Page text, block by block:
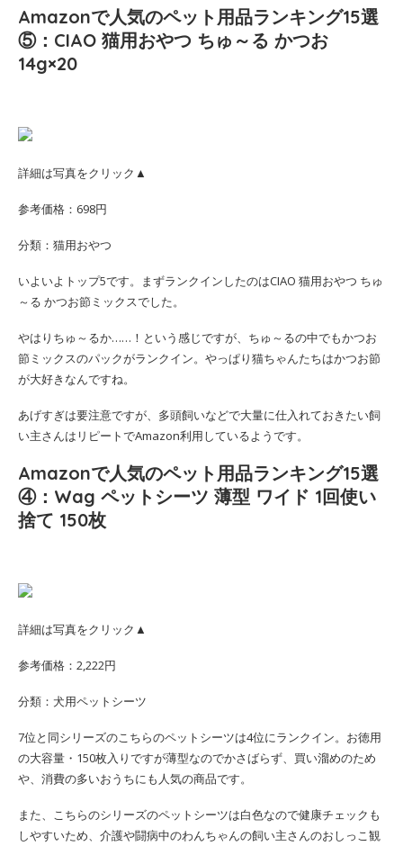
Amazonで人気のペット用品ランキング15選
⑤：CIAO 猫用おやつ ちゅ～る かつお
14g×20
詳細は写真をクリック▲
参考価格：698円
分類：猫用おやつ
いよいよトップ5です。まずランクインしたのはCIAO 猫用おやつ ちゅ
～る かつお節ミックスでした。
やはりちゅ～るか……！という感じですが、ちゅ～るの中でもかつお
節ミックスのパックがランクイン。やっぱり猫ちゃんたちはかつお節
が大好きなんですね。
あげすぎは要注意ですが、多頭飼いなどで大量に仕入れておきたい飼
い主さんはリピートでAmazon利用しているようです。
Amazonで人気のペット用品ランキング15選
④：Wag ペットシーツ 薄型 ワイド 1回使い
捨て 150枚
詳細は写真をクリック▲
参考価格：2,222円
分類：犬用ペットシーツ
7位と同シリーズのこちらのペットシーツは4位にランクイン。お徳用
の大容量・150枚入りですが薄型なのでかさばらず、買い溜めのため
や、消費の多いおうちにも人気の商品です。
また、こちらのシリーズのペットシーツは白色なので健康チェックも
しやすいため、介護や闘病中のわんちゃんの飼い主さんのおしっこ観